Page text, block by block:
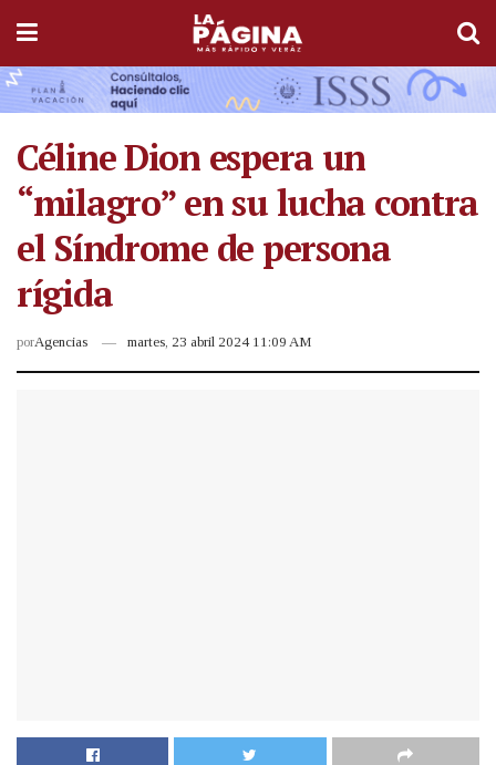
Céline Dion espera un
“milagro” en su lucha contra
el Síndrome de persona
rígida
porAgencias martes, 23 abril 2024 11:09 AM